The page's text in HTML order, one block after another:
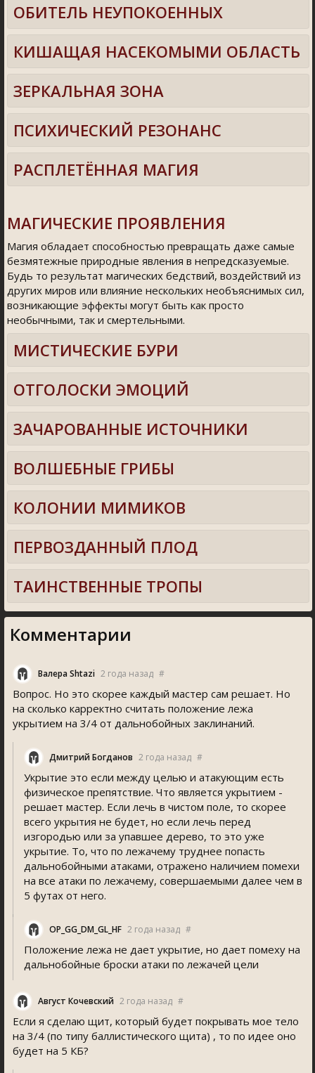
ОБИТЕЛЬ НЕУПОКОЕННЫХ
КИШАЩАЯ НАСЕКОМЫМИ ОБЛАСТЬ
ЗЕРКАЛЬНАЯ ЗОНА
ПСИХИЧЕСКИЙ РЕЗОНАНС
РАСПЛЕТЁННАЯ МАГИЯ
МАГИЧЕСКИЕ ПРОЯВЛЕНИЯ
Магия обладает способностью превращать даже самые
безмятежные природные явления в непредсказуемые.
Будь то результат магических бедствий, воздействий из
других миров или влияние нескольких необъяснимых сил,
возникающие эффекты могут быть как просто
необычными, так и смертельными.
МИСТИЧЕСКИЕ БУРИ
ОТГОЛОСКИ ЭМОЦИЙ
ЗАЧАРОВАННЫЕ ИСТОЧНИКИ
ВОЛШЕБНЫЕ ГРИБЫ
КОЛОНИИ МИМИКОВ
ПЕРВОЗДАННЫЙ ПЛОД
ТАИНСТВЕННЫЕ ТРОПЫ
Комментарии
Валера Shtazi 2 года назад #
Вопрос. Но это скорее каждый мастер сам решает. Но
на сколько карректно считать положение лежа
укрытием на 3/4 от дальнобойных заклинаний.
Дмитрий Богданов 2 года назад #
Укрытие это если между целью и атакующим есть
физическое препятствие. Что является укрытием -
решает мастер. Если лечь в чистом поле, то скорее
всего укрытия не будет, но если лечь перед
изгородью или за упавшее дерево, то это уже
укрытие. То, что по лежачему труднее попасть
дальнобойными атаками, отражено наличием помехи
на все атаки по лежачему, совершаемыми далее чем в
5 футах от него.
OP_GG_DM_GL_HF 2 года назад #
Положение лежа не дает укрытие, но дает помеху на
дальнобойные броски атаки по лежачей цели
Август Кочевский 2 года назад #
Если я сделаю щит, который будет покрывать мое тело
на 3/4 (по типу баллистического щита) , то по идее оно
будет на 5 КБ?